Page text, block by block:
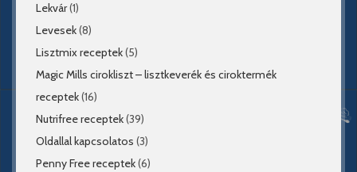
Lekvár(1)
Levesek(8)
Lisztmix receptek(5)
Magic Mills cirokliszt – lisztkeverék és ciroktermék
receptek(16)
Nutrifree receptek(39)
Oldallal kapcsolatos (3)
Penny Free receptek(6)